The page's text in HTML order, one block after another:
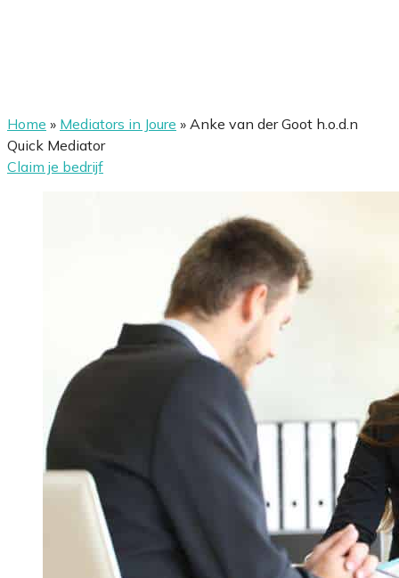
Home » Mediators in Joure » Anke van der Goot h.o.d.n
Quick Mediator
Claim je bedrijf